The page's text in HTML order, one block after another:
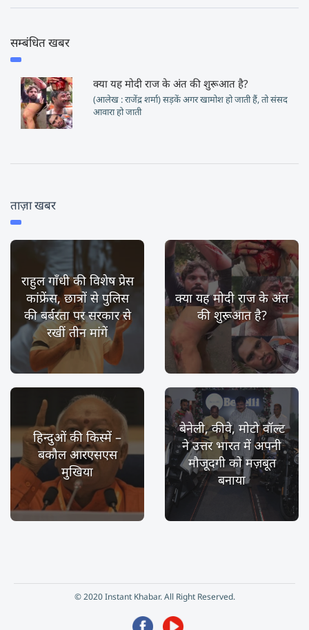
सम्बंधित खबर
क्या यह मोदी राज के अंत की शुरूआत है?
(आलेख : राजेंद्र शर्मा) सड़कें अगर खामोश हो जाती हैं, तो संसद
आवारा हो जाती
ताज़ा खबर
राहुल गाँधी की विशेष प्रेस
कांफ्रेंस, छात्रों से पुलिस
की बर्बरता पर सरकार से
रखीं तीन मांगें
क्या यह मोदी राज के अंत
की शुरूआत है?
हिन्दुओं की किस्में –
बकौल आरएसएस
मुखिया
बेनेली, कीवे, मोटो वॉल्ट
ने उत्तर भारत में अपनी
मौजूदगी को मज़बूत
बनाया
© 2020 Instant Khabar. All Right Reserved.